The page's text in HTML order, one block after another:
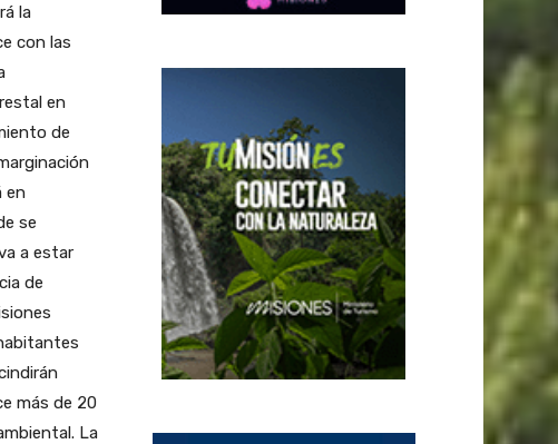
la
con las
en
de
en
se
a estar
de
más de 20
La